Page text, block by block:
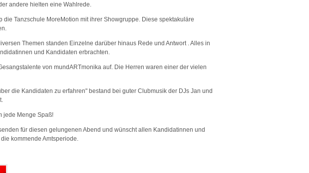
andere hielten eine Wahlrede.
die Tanzschule MoreMotion mit ihrer Showgruppe. Diese spektakuläre
Themen standen Einzelne darüber hinaus Rede und Antwort . Alles in
und Kandidaten erbrachten.
von mundARTmonika auf. Die Herren waren einer der vielen
die Kandidaten zu erfahren" bestand bei guter Clubmusik der DJs Jan und
jede Menge Spaß!
für diesen gelungenen Abend und wünscht allen Kandidatinnen und
kommende Amtsperiode.